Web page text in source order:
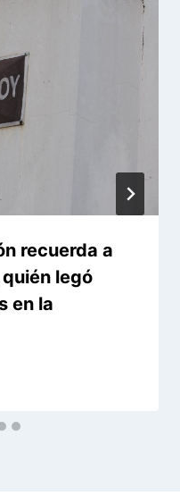
recuerda a
legó
en la